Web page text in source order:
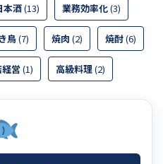
本酒(13) 業務効率化(3)
鳥(7) 焼肉 (2) 焼酎(6)
営(1) 高級料理(2)